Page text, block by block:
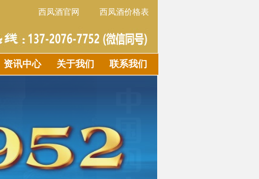
西凤酒官网 西凤酒价格表
资讯中心 关于我们 联系我们